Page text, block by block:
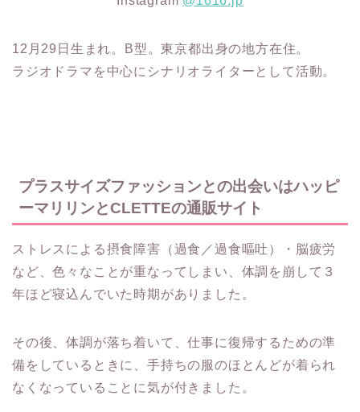
12月29日生まれ。B型。東京都出身の地方在住。
ラジオドラマを中心にシナリオライターとして活動。
プラスサイズファッションとの出会いはハッピ
ーマリリンとCLETTEの通販サイト
ストレスによる摂食障害（過食／過食嘔吐）・脳疲労
など、色々なことが重なってしまい、体調を崩して３
年ほど寝込んでいた時期がありました。
その後、体調が落ち着いて、仕事に復帰するための準
備をしているときに、手持ちの服のほとんどが着られ
なくなっていることに気が付きました。